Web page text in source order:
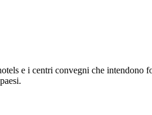
e i centri convegni che